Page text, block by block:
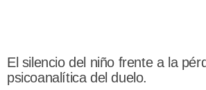
El silencio del niño frente a la
psicoanalítica del duelo.